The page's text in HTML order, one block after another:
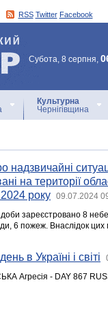
RSS Twitter Facebook
Субота, 8 серпня,
Культурна
Чернігівщина
надзвичайні
на території
року
09.07.2024
зареєстровано 8
6 пожеж. Внаслідок
в Україні і світі
Агресія - DAY 867